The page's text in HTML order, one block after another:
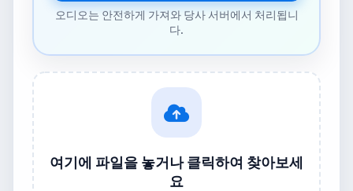
오디오는 안전하게 가져와 당사 서버에서 처리됩니
다.
여기에 파일을 놓거나 클릭하여 찾아보세
요